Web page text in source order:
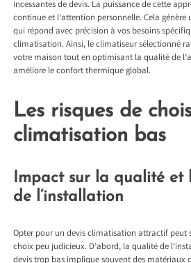
incessantes de devis. La puissance de cette
continue et l’attention personnelle. Cela
qui répond avec précision à vos besoins
climatisation. Ainsi, le climatiseur sélectionné
votre maison tout en optimisant la qualité de
améliore le confort thermique global.
Les risques de
climatisation bas
Impact sur la qualité et
de l’installation
Opter pour un devis climatisation attractif peut
choix peu judicieux. D’abord, la qualité de